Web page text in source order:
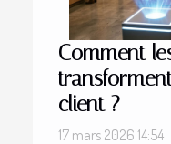
Comment
client ?
17 mars 2026 14:54